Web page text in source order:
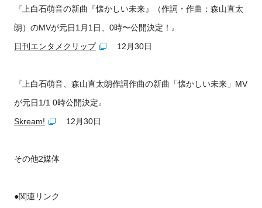
『上白石萌音の新曲『懐かしい未来』（作詞・作曲：森山直太
朗）のMVが元日1月1日、0時〜公開決定！
』
日刊エンタメクリップ 12月30日
『上白石萌音、森山直太朗作詞作曲の新曲「懐かしい未来」MV
が元日1/1 0時公開決定 』
Skream! 12月30日
その他2媒体
●関連リンク